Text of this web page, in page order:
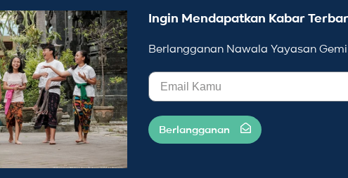
Ingin Mendapatkan Kabar
Berlangganan Nawala Yayasan
Berlangganan